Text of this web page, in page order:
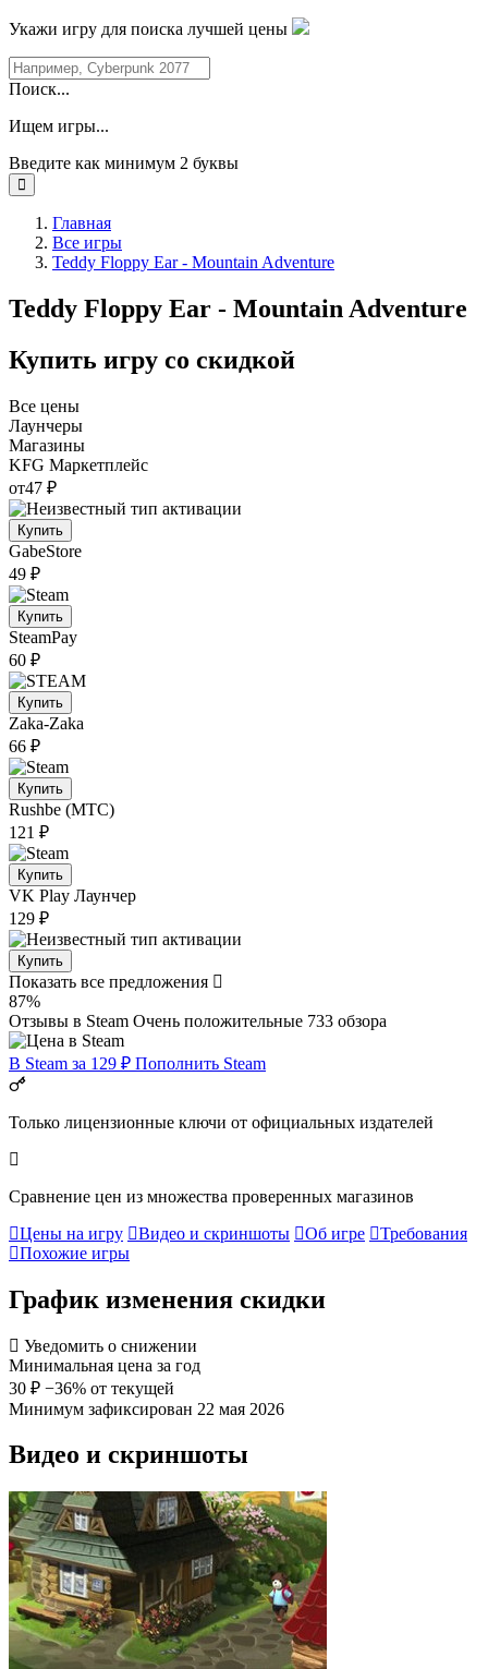
Укажи игру для поиска лучшей цены
Поиск...
Ищем игры...
Введите как минимум 2 буквы
Главная
Все игры
Teddy Floppy Ear - Mountain Adventure
Teddy Floppy Ear - Mountain Adventure
Купить игру со скидкой
Все цены
Лаунчеры
Магазины
KFG Маркетплейс
от47 ₽
Купить
GabeStore
49 ₽
Купить
SteamPay
60 ₽
Купить
Zaka-Zaka
66 ₽
Купить
Rushbe (МТС)
121 ₽
Купить
VK Play Лаунчер
129 ₽
Купить
Показать все предложения
87%
Отзывы в Steam Очень положительные 733 обзора
В Steam за 129 ₽ Пополнить Steam
Только лицензионные ключи от официальных издателей
Сравнение цен из множества проверенных магазинов
Цены на игру
Видео и скриншоты Об игре
Требования
Похожие игры
График изменения скидки
Уведомить о снижении
Минимальная цена за год
30 ₽ −36% от текущей
Минимум зафиксирован 22 мая 2026
Видео и скриншоты